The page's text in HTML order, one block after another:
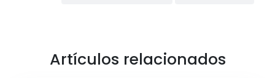
Artículos relacionados